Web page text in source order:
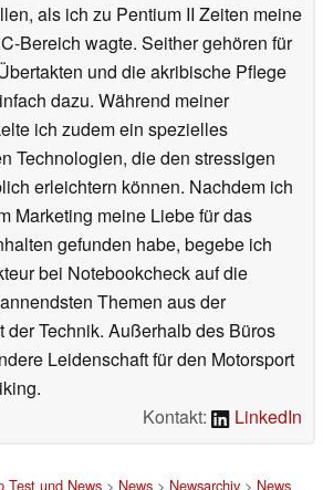
als ich zu Pentium II Zeiten meine
Bereich wagte. Seither gehören für
und die akribische Pflege
dazu. Während meiner
ich zudem ein spezielles
Technologien, die den stressigen
erleichtern können. Nachdem ich
Marketing meine Liebe für das
gefunden habe, begebe ich
bei Notebookcheck auf die
Themen aus der
der Technik. Außerhalb des Büros
Leidenschaft für den Motorsport
Kontakt:
LinkedIn
Test und News> News> Newsarchiv> News